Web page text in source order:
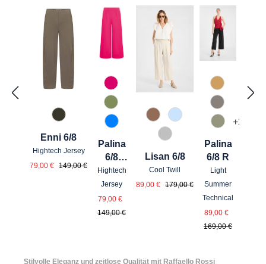
771 Olivin
Enni 6/8
Hightech Jersey
Verkaufspreis:
79,00 € Regulärer Preis:
149,00 €
538 Dunkelpink
741 Salbei
870 Azur
Palina
6/8
Sport
Hightech
Jersey
Verkaufspreis:
79,00 €
149,00 €
614 Toffee815 Hellblau
912 Hellgrau
Lisan 6/8
Cool Twill
Verkaufspreis:
89,00 € Regulärer Preis:
179,00 €
374
615 Kiesel
742 Aloe
+2
Palina
6/8 R
Light
Summer
Technical
89,00 €
169,00 €
Stilvolle Eleganz und zeitlose Qualität mit Raffaello Rossi